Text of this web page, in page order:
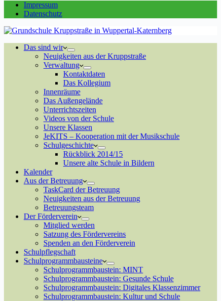
Impressum
Datenschutz
Das sind wir
Neuigkeiten aus der Kruppstraße
Verwaltung
Kontaktdaten
Das Kollegium
Innenräume
Das Außengelände
Unterrichtszeiten
Videos von der Schule
Unsere Klassen
JeKITS – Kooperation mit der Musikschule
Schulgeschichte
Rückblick 2014/15
Unsere alte Schule in Bildern
Kalender
Aus der Betreuung
TaskCard der Betreuung
Neuigkeiten aus der Betreuung
Betreuungsteam
Der Förderverein
Mitglied werden
Satzung des Fördervereins
Spenden an den Förderverein
Schulpflegschaft
Schulprogrammbausteine
Schulprogrammbaustein: MINT
Schulprogrammbaustein: Gesunde Schule
Schulprogrammbaustein: Digitales Klassenzimmer
Schulprogrammbaustein: Kultur und Schule